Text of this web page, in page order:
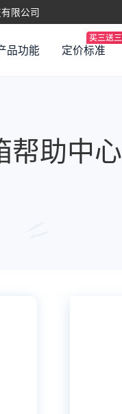
限公司
品功能 定价标准
帮助中心